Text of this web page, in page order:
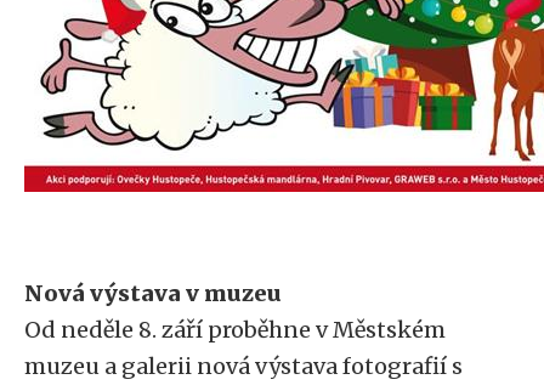
Nová výstava v muzeu
Od neděle 8. září proběhne v Městském
muzeu a galerii nová výstava fotografií s